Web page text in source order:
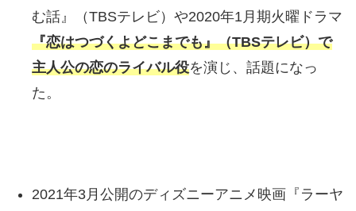
む話』（TBSテレビ）や2020年1月期火曜ドラマ
『恋はつづくよどこまでも』（TBSテレビ）で
主人公の恋のライバル役を演じ、話題になっ
た。
2021年3月公開のディズニーアニメ映画『ラーヤ